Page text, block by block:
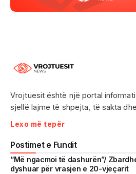
Vrojtuesit është një portal
sjellë lajme të shpejta, të sakta
treguar realitetin pa çensurë.
ngjarjet e aktualitetit,
qytetare dhe zhvillimet që prekin
përditshme të shqiptarëve.
Lexo më tepër
Postimet e Fundit
“Më ngacmoi të dashurën”/
dyshuar për vrasjen e 20-vjeçarit